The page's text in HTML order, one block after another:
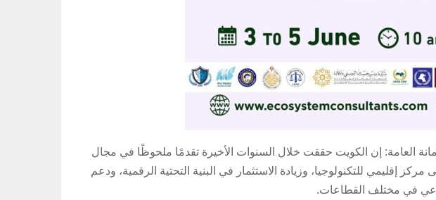
العامة: إن الكويت حققت خلال السنوات الأخيرة تقدمًا ملحوظًا في مجال
إقليمي للتكنولوجيا، وزيادة الاستثمار في البنية التحتية الرقمية، ودعم
في مختلف القطاعات.